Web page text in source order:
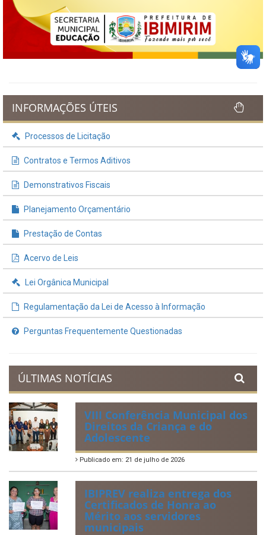
INFORMAÇÕES ÚTEIS
Processos de Licitação
Contratos e Termos Aditivos
Demonstrativos Fiscais
Planejamento Orçamentário
Prestação de Contas
Acervo de Leis
Lei Orgânica Municipal
Regulamentação da Lei de Acesso à Informação
Perguntas Frequentemente Questionadas
ÚLTIMAS NOTÍCIAS
VIII Conferência Municipal dos
Direitos da Criança e do
Adolescente
Publicado em: 21 de julho de 2026
IBIPREV realiza entrega dos
Certificados de Honra ao
Mérito aos servidores
municipais